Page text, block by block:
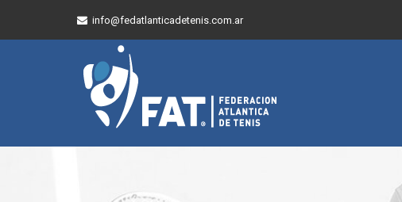
info@fedatlanticadetenis.com.ar